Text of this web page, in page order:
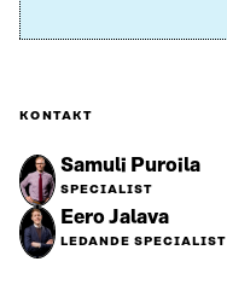
KONTAKT
Samuli Puroila
SPECIALIST
Eero Jalava
LEDANDE SPECIALIST